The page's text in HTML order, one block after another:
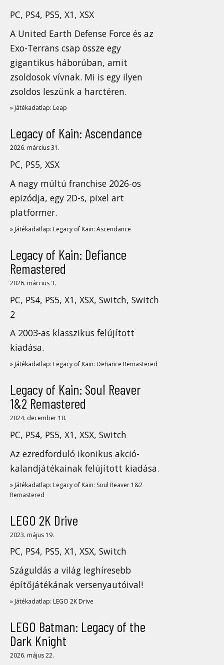
PC, PS4, PS5, X1, XSX
A United Earth Defense Force és az
Exo-Terrans csap össze egy
gigantikus háborúban, amit
zsoldosok vívnak. Mi is egy ilyen
zsoldos leszünk a harctéren.
» Játékadatlap: Leap
Legacy of Kain: Ascendance
2026. március 31.
PC, PS5, XSX
A nagy múltú franchise 2026-os
epizódja, egy 2D-s, pixel art
platformer.
» Játékadatlap: Legacy of Kain: Ascendance
Legacy of Kain: Defiance
Remastered
2026. március 3.
PC, PS4, PS5, X1, XSX, Switch, Switch
2
A 2003-as klasszikus felújított
kiadása.
» Játékadatlap: Legacy of Kain: Defiance Remastered
Legacy of Kain: Soul Reaver
1&2 Remastered
2024. december 10.
PC, PS4, PS5, X1, XSX, Switch
Az ezredforduló ikonikus akció-
kalandjátékainak felújított kiadása.
» Játékadatlap: Legacy of Kain: Soul Reaver 1&2
Remastered
LEGO 2K Drive
2023. május 19.
PC, PS4, PS5, X1, XSX, Switch
Száguldás a világ leghíresebb
építőjátékának versenyautóival!
» Játékadatlap: LEGO 2K Drive
LEGO Batman: Legacy of the
Dark Knight
2026. május 22.